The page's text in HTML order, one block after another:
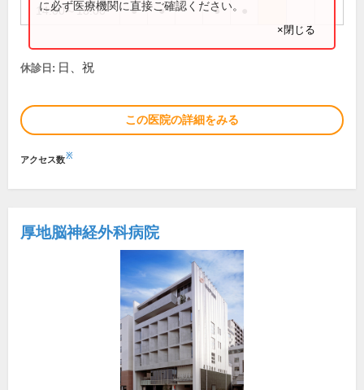
14:00～18:00 ● ● ●
に必ず医療機関に直接ご確認ください。
×閉じる
休診日: 日、祝
この医院の詳細をみる
アクセス数※
厚地脳神経外科病院